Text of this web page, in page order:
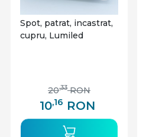
Spot, patrat, incastrat,
cupru, Lumiled
10,16 RON
20,33 RON